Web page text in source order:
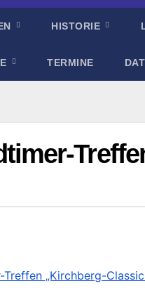
HISTORIE
TERMINE